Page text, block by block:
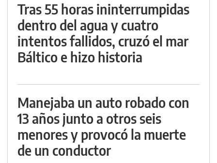
Tras 55 horas ininterrumpidas
dentro del agua y cuatro
intentos fallidos, cruzó el mar
Báltico e hizo historia
Manejaba un auto robado con
13 años junto a otros seis
menores y provocó la muerte
de un conductor